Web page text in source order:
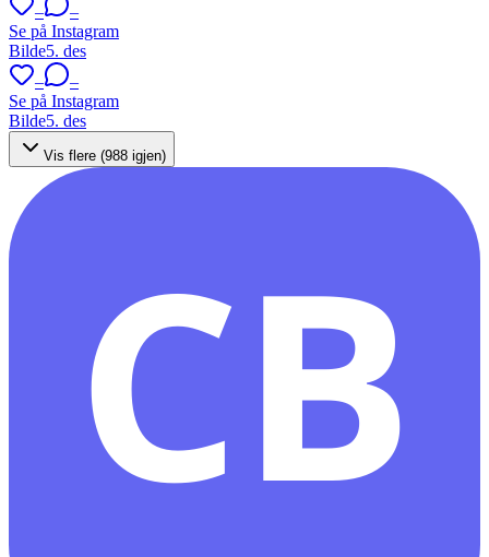
–
–
Se på Instagram
Bilde5. des
–
–
Se på Instagram
Bilde5. des
Vis flere (988 igjen)
CB